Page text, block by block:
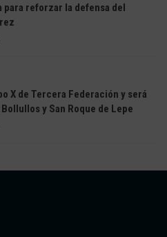
para reforzar la defensa del
X de Tercera Federación y será
y San Roque de Lepe